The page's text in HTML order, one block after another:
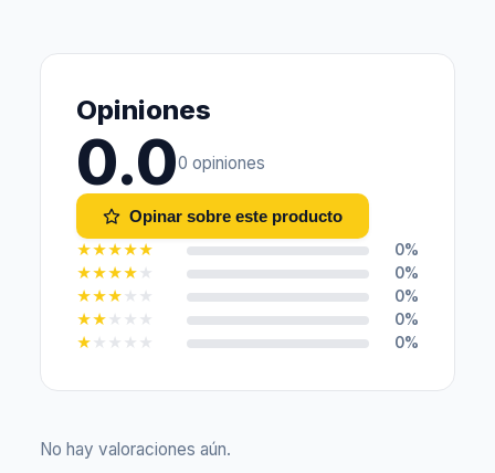
Opiniones
0.00 opiniones
Opinar sobre este producto
★★★★★
0%
★★★★ ★
0%
★★★ ★ ★
0%
★★ ★ ★ ★
0%
★ ★ ★ ★ ★ 0%
No hay valoraciones aún.